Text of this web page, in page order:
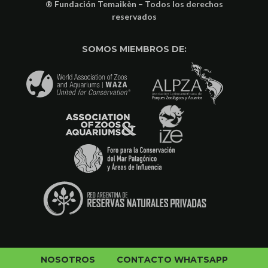
® Fundación Temaikèn – Todos los derechos
reservados
SOMOS MIEMBROS DE:
NOSOTROS CONTACTO WHATSAPP